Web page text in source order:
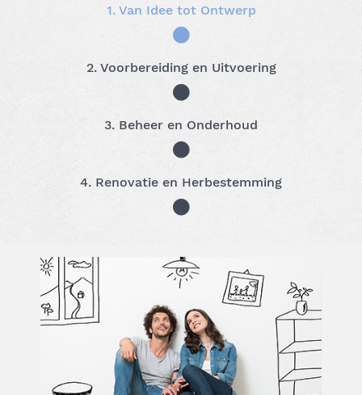
1. Van Idee tot Ontwerp
2. Voorbereiding en Uitvoering
3. Beheer en Onderhoud
4. Renovatie en Herbestemming